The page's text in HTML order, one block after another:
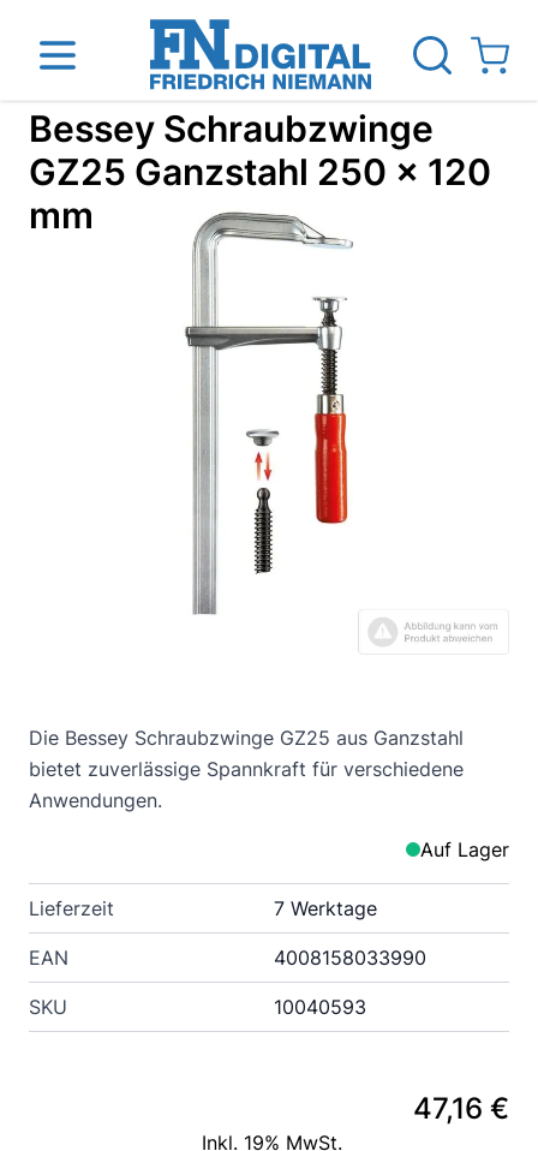
Direkt zum Inhalt
Das Unternehmen
View
Bessey Schraubzwinge
GZ25 Ganzstahl 250 x 120
mm
Die Bessey Schraubzwinge GZ25 aus Ganzstahl
bietet zuverlässige Spannkraft für verschiedene
Anwendungen.
Auf Lager
Lieferzeit 7 Werktage
EAN 4008158033990
SKU 10040593
47,16 €
Inkl. 19% MwSt.